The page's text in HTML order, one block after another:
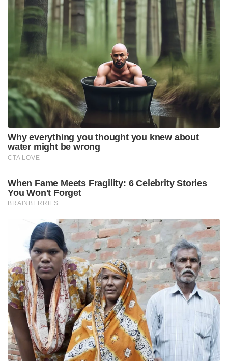
Why everything you thought you knew about
water might be wrong
CTA LOVE
When Fame Meets Fragility: 6 Celebrity Stories
You Won't Forget
BRAINBERRIES